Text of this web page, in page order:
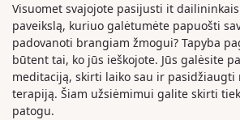
Visuomet svajojote pasijusti it
paveikslą, kuriuo galėtumėte papuošti
padovanoti brangiam žmogui? Tapyba
būtent tai, ko jūs ieškojote. Jūs galėsite
meditaciją, skirti laiko sau ir pasidžiaugti
terapiją. Šiam užsiėmimui galite skirti
patogu.